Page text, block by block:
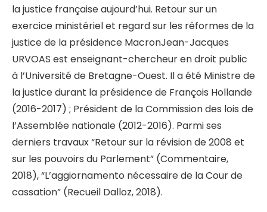
la justice française aujourd’hui. Retour sur un
exercice ministériel et regard sur les réformes de la
justice de la présidence MacronJean-Jacques
URVOAS est enseignant-chercheur en droit public
à l’Université de Bretagne-Ouest. Il a été Ministre de
la justice durant la présidence de François Hollande
(2016-2017) ; Président de la Commission des lois de
l’Assemblée nationale (2012-2016). Parmi ses
derniers travaux “Retour sur la révision de 2008 et
sur les pouvoirs du Parlement” (Commentaire,
2018), “L’aggiornamento nécessaire de la Cour de
cassation” (Recueil Dalloz, 2018).